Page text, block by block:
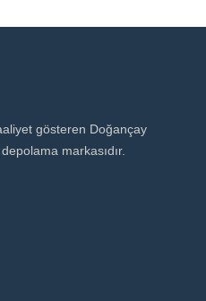
gösteren Doğançay
markasıdır.